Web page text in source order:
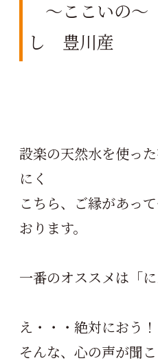
～ここいの～
し 豊川産
設楽の天然水を使っ
にく
こちら、ご縁があっ
おります。
一番のオススメは「に
え・・・絶対におう！
そんな、心の声が聞